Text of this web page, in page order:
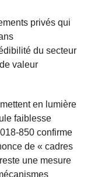
privés qui
du secteur
valeur
en lumière
faiblesse
850 confirme
de « cadres
une mesure